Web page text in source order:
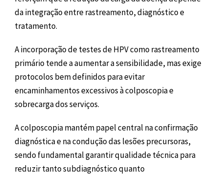
da integração entre rastreamento, diagnóstico e
tratamento.
A incorporação de testes de HPV como rastreamento
primário tende a aumentar a sensibilidade, mas exige
protocolos bem definidos para evitar
encaminhamentos excessivos à colposcopia e
sobrecarga dos serviços.
A colposcopia mantém papel central na confirmação
diagnóstica e na condução das lesões precursoras,
sendo fundamental garantir qualidade técnica para
reduzir tanto subdiagnóstico quanto